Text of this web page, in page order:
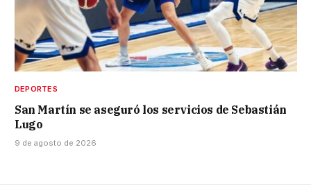
DEPORTES
San Martín se aseguró los servicios de Sebastián
Lugo
9 de agosto de 2026